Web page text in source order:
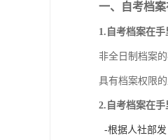
一、自考档
1.自考档案在手
非全日制档案
具有档案权限
2.自考档案在手
-根据人社部